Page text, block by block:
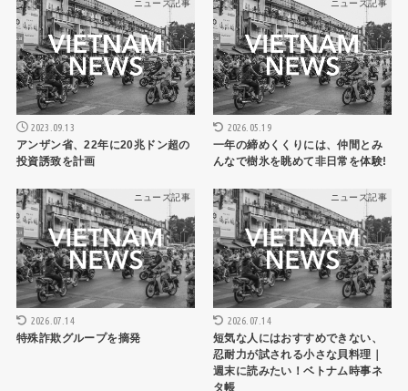
ニュース記事
2023.09.13
アンザン省、22年に20兆ドン超の
投資誘致を計画
ニュース記事
2026.05.19
一年の締めくくりには、仲間とみ
んなで樹氷を眺めて非日常を体験!
ニュース記事
2026.07.14
特殊詐欺グループを摘発
ニュース記事
2026.07.14
短気な人にはおすすめできない、
忍耐力が試される小さな貝料理｜
週末に読みたい！ベトナム時事ネ
タ帳